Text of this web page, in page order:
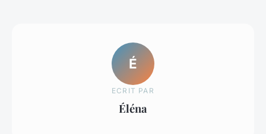
É
ECRIT PAR
Éléna